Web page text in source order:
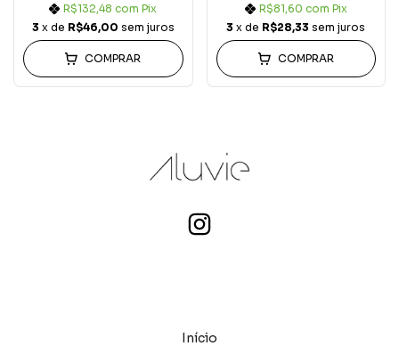
R$132,48com Pix
3 x de R$46,00 sem juros
COMPRAR
R$81,60 com Pix
3 x de R$28,33 sem juros
COMPRAR
Início